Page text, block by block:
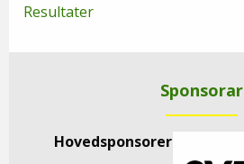
Resultater
Sponsorar
Hovedsponsorer